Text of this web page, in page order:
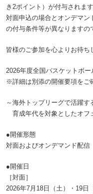
き2ポイント）が付与されます
対面申込の場合とオンデマン
の付与条件等が異なりますの
皆様のご参加を心よりお待ち
2026年度全国バスケットボ
※詳細は別添の開催要項をご
～海外トップリーグで活躍す
育成年代を対象としたオフ
●開催形態
対面およびオンデマンド配信
●開催日
［対面］
2026年7月18日（土）・19日